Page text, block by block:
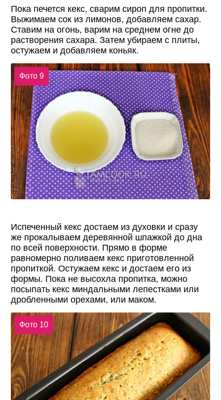
Пока печется кекс, сварим сироп для пропитки.
Выжимаем сок из лимонов, добавляем сахар.
Ставим на огонь, варим на среднем огне до
растворения сахара. Затем убираем с плиты,
остужаем и добавляем коньяк.
Фото 9
Испеченный кекс достаем из духовки и сразу
же прокалываем деревянной шпажкой до дна
по всей поверхности. Прямо в форме
равномерно поливаем кекс приготовленной
пропиткой. Остужаем кекс и достаем его из
формы. Пока не высохла пропитка, можно
посыпать кекс миндальными лепестками или
дробленными орехами, или маком.
Фото 10